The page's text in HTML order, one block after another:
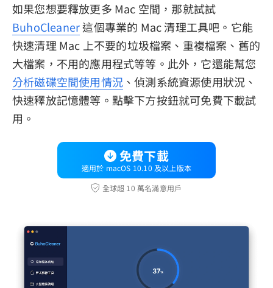
如果您想要釋放更多 Mac 空間，那就試試
BuhoCleaner這個專業的 Mac 清理工具吧。它能
快速清理 Mac 上不要的垃圾檔案、重複檔案、舊的
大檔案，不用的應用程式等等。此外，它還能幫您
分析磁碟空間使用情況 、偵測系統資源使用狀況、
快速釋放記憶體等。點擊下方按鈕就可免費下載試
用。
免費下載
適用於 macOS 10.10 及以上版本
全球超 10 萬名滿意用戶